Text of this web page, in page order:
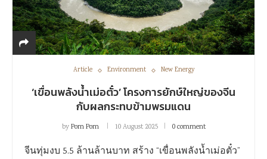
Article Environment New Energy
‘เขื่อนพลังน้ำเม่อตั๋ว’ โครงการยักษ์ใหญ่ของจีน
กับผลกระทบข้ามพรมแดน
byPom Pom 10 August 2025 0 comment
จีนทุ่มงบ 5.5 ล้านล้านบาท สร้าง “เขื่อนพลังน้ำเม่อตั๋ว”